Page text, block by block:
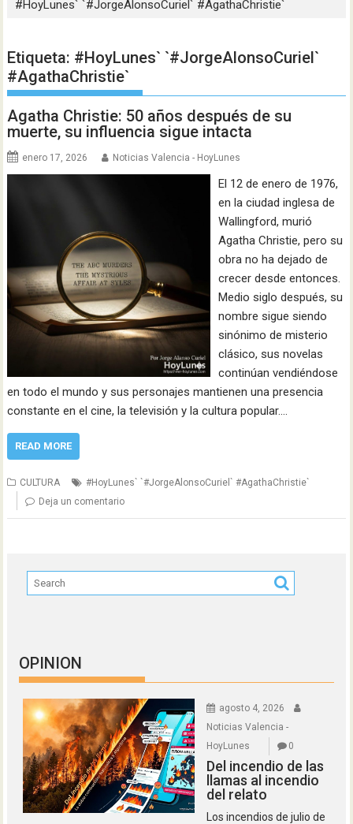
#HoyLunes` `#JorgeAlonsoCuriel` #AgathaChristie`
Etiqueta: #HoyLunes` `#JorgeAlonsoCuriel`
#AgathaChristie`
Agatha Christie: 50 años después de su
muerte, su influencia sigue intacta
enero 17, 2026 Noticias Valencia - HoyLunes
El 12 de enero de 1976,
en la ciudad inglesa de
Wallingford, murió
Agatha Christie, pero su
obra no ha dejado de
crecer desde entonces.
Medio siglo después, su
nombre sigue siendo
sinónimo de misterio
clásico, sus novelas
continúan vendiéndose
en todo el mundo y sus personajes mantienen una presencia
constante en el cine, la televisión y la cultura popular.…
READ MORE
CULTURA
#HoyLunes` `#JorgeAlonsoCuriel` #AgathaChristie`
Deja un comentario
OPINION
agosto 4, 2026
Noticias Valencia -
HoyLunes
0
Del incendio de las
llamas al incendio
del relato
Los incendios de julio de